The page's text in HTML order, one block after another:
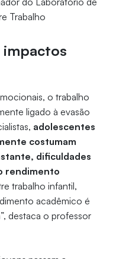
Trabalho
impactos
o trabalho
ligado à evasão
adolescentes
costumam
dificuldades
rendimento
trabalho infantil,
acadêmico é
destaca o professor